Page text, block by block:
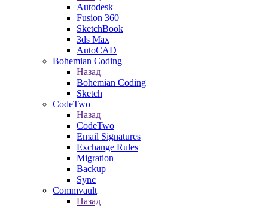
Autodesk
Fusion 360
SketchBook
3ds Max
AutoCAD
Bohemian Coding
Назад
Bohemian Coding
Sketch
CodeTwo
Назад
CodeTwo
Email Signatures
Exchange Rules
Migration
Backup
Sync
Commvault
Назад